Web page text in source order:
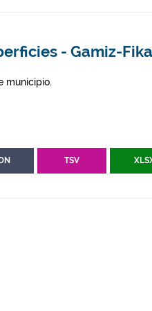
- Gamiz-
municipio.
TSV